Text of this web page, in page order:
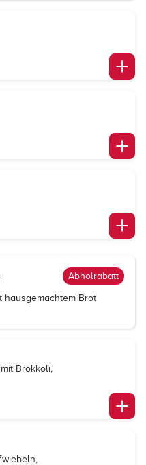
Abholrabatt
hausgemachtem Brot
Brokkoli,